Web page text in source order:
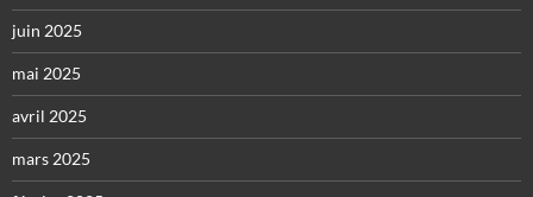
juin 2025
mai 2025
avril 2025
mars 2025